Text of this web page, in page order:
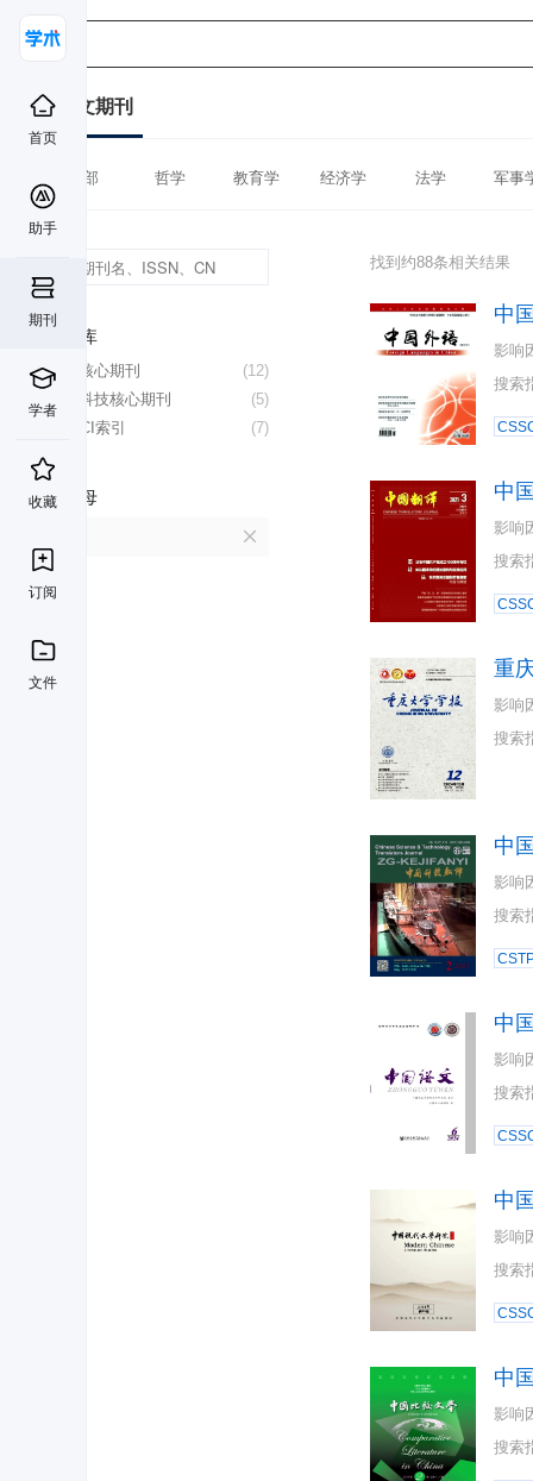
首页
助手
期刊
学者
收藏
订阅
文件
中文期刊
全部 哲学 教育学 经济学 法学 军事
数据库
(12)
北大核心期刊
(5)
中国科技核心期刊
(7)
CSSCI索引
首字母
找到约88条相关结果
中
影响
搜索
中
影响
搜索
重
影响
搜索
中
影响
搜索
中
影响
搜索
中
影响
搜索
中
影响
搜索